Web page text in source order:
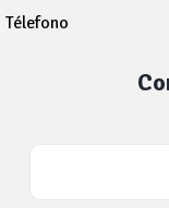
Télefono